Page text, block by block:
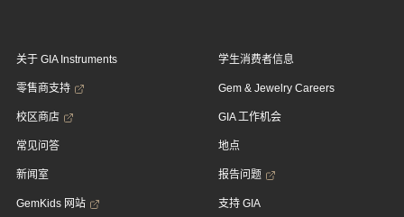
关于 GIA Instruments
零售商支持
校区商店
常见问答
新闻室
GemKids 网站
学生消费者信息
Gem & Jewelry Careers
GIA 工作机会
地点
报告问题
支持 GIA